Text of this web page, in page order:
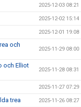
2025-12-03 08:21
2025-12-02 15:14
2025-12-01 19:08
och
2025-11-29 08:00
och Elliot
2025-11-28 08:31
2025-11-27 07:29
trea 2025-11-26 08:27